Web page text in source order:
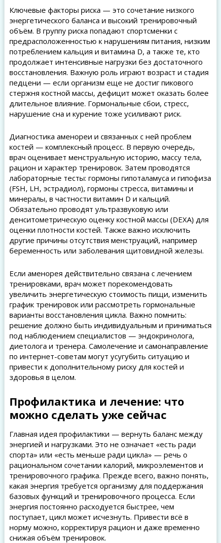
Ключевые факторы риска — это сочетание низкого
энергетического баланса и высокий тренировочный
объём. В группу риска попадают спортсменки с
предрасположенностью к нарушениям питания, низким
потреблением кальция и витамина D, а также те, кто
продолжает интенсивные нагрузки без достаточного
восстановления. Важную роль играют возраст и стадия
педцени — если организм еще не достиг пикового
стержня костной массы, дефицит может оказать более
длительное влияние. Гормональные сбои, стресс,
нарушение сна и курение тоже усиливают риск.
Диагностика аменореи и связанных с ней проблем
костей — комплексный процесс. В первую очередь,
врач оценивает менструальную историю, массу тела,
рацион и характер тренировок. Затем проводятся
лабораторные тесты: гормоны гипоталамуса и гипофиза
(FSH, LH, эстрадиол), гормоны стресса, витамины и
минералы, в частности витамин D и кальций.
Обязательно проводят ультразвуковую или
денситометрическую оценку костной массы (DEXA) для
оценки плотности костей. Также важно исключить
другие причины отсутствия менструаций, например
беременность или заболевания щитовидной железы.
Если аменорея действительно связана с лечением
тренировками, врач может порекомендовать
увеличить энергетическую стоимость пищи, изменить
график тренировок или рассмотреть гормональные
варианты восстановления цикла. Важно помнить:
решение должно быть индивидуальным и приниматься
под наблюдением специалистов — эндокринолога,
диетолога и тренера. Самолечение и самонаправление
по интернет-советам могут усугубить ситуацию и
привести к дополнительному риску для костей и
здоровья в целом.
Профилактика и лечение: что
можно сделать уже сейчас
Главная идея профилактики — вернуть баланс между
энергией и нагрузками. Это не означает «есть ради
спорта» или «есть меньше ради цикла» — речь о
рациональном сочетании калорий, микроэлементов и
тренировочного графика. Прежде всего, важно понять,
какая энергия требуется организму для поддержания
базовых функций и тренировочного процесса. Если
энергия постоянно расходуется быстрее, чем
поступает, цикл может исчезнуть. Привести всё в
норму можно, корректируя рацион и даже временно
снижая объём тренировок.